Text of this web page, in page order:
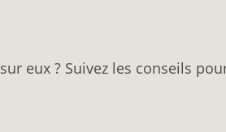
eux ? Suivez les conseils